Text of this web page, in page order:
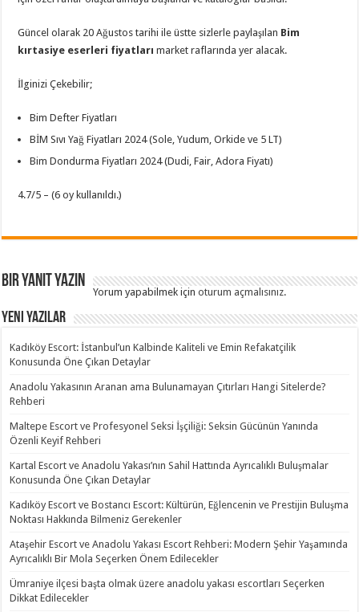
Güncel olarak 20 Ağustos tarihi ile üstte sizlerle paylaşılan Bim
kırtasiye eserleri fiyatları market raflarında yer alacak.
İlginizi Çekebilir;
Bim Defter Fiyatları
BİM Sıvı Yağ Fiyatları 2024 (Sole, Yudum, Orkide ve 5 LT)
Bim Dondurma Fiyatları 2024 (Dudi, Fair, Adora Fiyatı)
4.7/5 – (6 oy kullanıldı.)
Bir yanıt yazın
Yorum yapabilmek içinoturum açmalısınız.
Yeni Yazılar
Kadıköy Escort: İstanbul’un Kalbinde Kaliteli ve Emin Refakatçilik
Konusunda Öne Çıkan Detaylar
Anadolu Yakasının Aranan ama Bulunamayan Çıtırları Hangi Sitelerde?
Rehberi
Maltepe Escort ve Profesyonel Seksi İşçiliği: Seksin Gücünün Yanında
Özenli Keyif Rehberi
Kartal Escort ve Anadolu Yakası’nın Sahil Hattında Ayrıcalıklı Buluşmalar
Konusunda Öne Çıkan Detaylar
Kadıköy Escort ve Bostancı Escort: Kültürün, Eğlencenin ve Prestijin Buluşma
Noktası Hakkında Bilmeniz Gerekenler
Ataşehir Escort ve Anadolu Yakası Escort Rehberi: Modern Şehir Yaşamında
Ayrıcalıklı Bir Mola Seçerken Önem Edilecekler
Ümraniye ilçesi başta olmak üzere anadolu yakası escortları Seçerken
Dikkat Edilecekler